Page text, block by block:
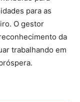
para as
O gestor
da
trabalhando em